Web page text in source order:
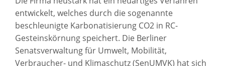
entwickelt, welches durch die sogenannte
beschleunigte Karbonatisierung CO2 in RC-
Gesteinskörnung speichert. Die Berliner
Senatsverwaltung für Umwelt, Mobilität,
Verbraucher- und Klimaschutz (SenUMVK) hat sich